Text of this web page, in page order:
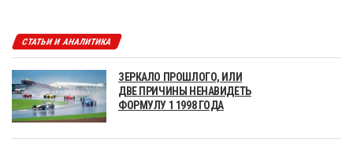
СТАТЬИ И АНАЛИТИКА
ЗЕРКАЛО ПРОШЛОГО, ИЛИ
ДВЕ ПРИЧИНЫ НЕНАВИДЕТЬ
ФОРМУЛУ 1 1998 ГОДА